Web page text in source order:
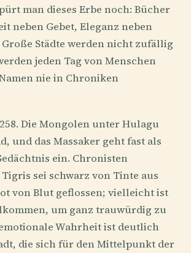
man dieses Erbe noch: Bücher
neben Gebet, Eleganz neben
Städte werden nicht zufällig
jeden Tag von Menschen
nie in Chroniken
Die Mongolen unter Hulagu
und das Massaker geht fast als
ein. Chronisten
sei schwarz von Tinte aus
von Blut geflossen; vielleicht ist
um ganz trauwürdig zu
Wahrheit ist deutlich
die sich für den Mittelpunkt der